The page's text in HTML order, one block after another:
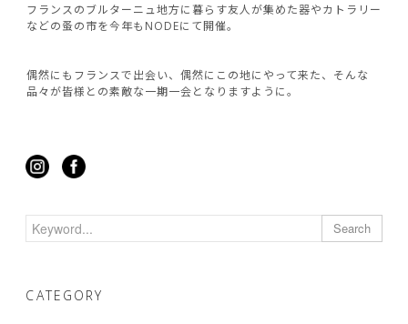
フランスのブルターニュ地方に暮らす友人が集めた器やカトラリー
などの蚤の市を今年もNODEにて開催。
偶然にもフランスで出会い、偶然にこの地にやって来た、そんな
品々が皆様との素敵な一期一会となりますように。
Search
CATEGORY